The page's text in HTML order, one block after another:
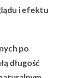
i efektu
po
długość